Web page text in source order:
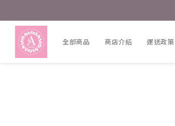
全部商品 商店介紹 運送政策